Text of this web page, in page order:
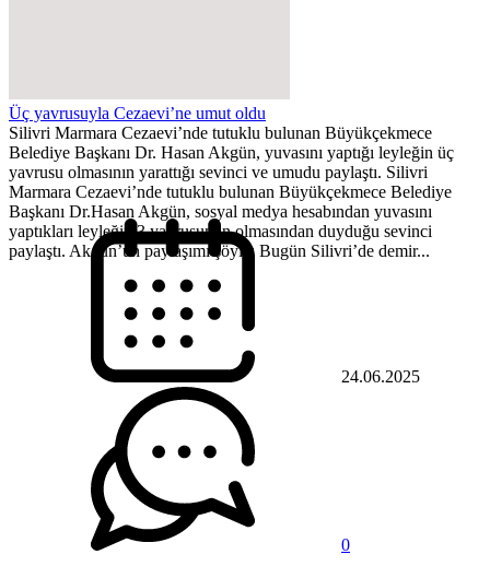
Üç yavrusuyla Cezaevi’ne umut oldu
Silivri Marmara Cezaevi’nde tutuklu bulunan Büyükçekmece
Belediye Başkanı Dr. Hasan Akgün, yuvasını yaptığı leyleğin üç
yavrusu olmasının yarattığı sevinci ve umudu paylaştı. Silivri
Marmara Cezaevi’nde tutuklu bulunan Büyükçekmece Belediye
Başkanı Dr.Hasan Akgün, sosyal medya hesabından yuvasını
yaptıkları leyleğin 3 yavrusunun olmasından duyduğu sevinci
paylaştı. Akgün’ün paylaşımı şöyle: Bugün Silivri’de demir...
24.06.2025
0